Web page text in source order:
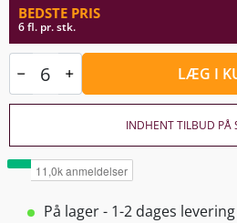
BEDSTE PRIS
6 fl. pr. stk.
LÆG I
INDHENT TILBUD PÅ
På lager - 1-2 dages levering